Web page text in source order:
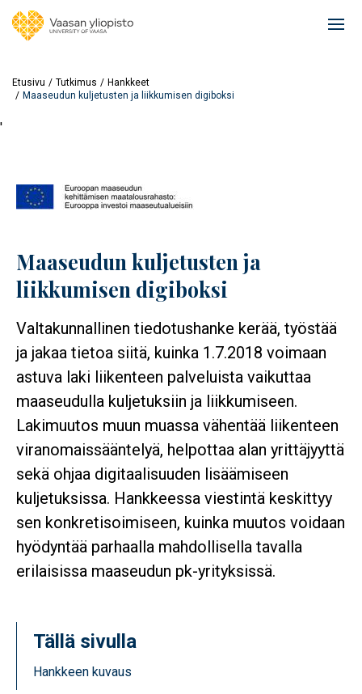
Etusivu Tutkimus
Hankkeet
Maaseudun kuljetusten ja liikkumisen digiboksi
'
Maaseudun kuljetusten ja
liikkumisen digiboksi
Valtakunnallinen tiedotushanke kerää, työstää
ja jakaa tietoa siitä, kuinka 1.7.2018 voimaan
astuva laki liikenteen palveluista vaikuttaa
maaseudulla kuljetuksiin ja liikkumiseen.
Lakimuutos muun muassa vähentää liikenteen
viranomaissääntelyä, helpottaa alan yrittäjyyttä
sekä ohjaa digitaalisuuden lisäämiseen
kuljetuksissa. Hankkeessa viestintä keskittyy
sen konkretisoimiseen, kuinka muutos voidaan
hyödyntää parhaalla mahdollisella tavalla
erilaisissa maaseudun pk-yrityksissä.
Tällä sivulla
Hankkeen kuvaus